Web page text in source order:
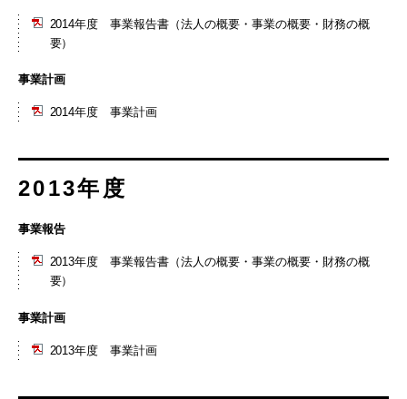
2014年度 事業報告書（法人の概要・事業の概要・財務の概
要）
事業計画
2014年度 事業計画
2013年度
事業報告
2013年度 事業報告書（法人の概要・事業の概要・財務の概
要）
事業計画
2013年度 事業計画